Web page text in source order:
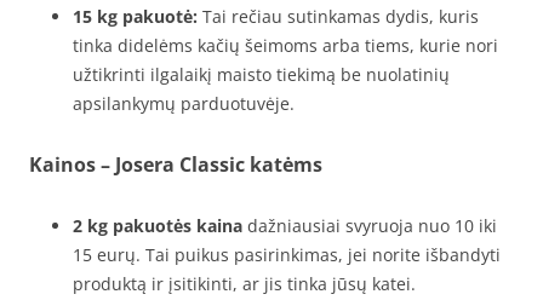
15 kg pakuotė: Tai rečiau sutinkamas dydis, kuris
tinka didelėms kačių šeimoms arba tiems, kurie nori
užtikrinti ilgalaikį maisto tiekimą be nuolatinių
apsilankymų parduotuvėje.
Kainos – Josera Classic katėms
2 kg pakuotės kaina dažniausiai svyruoja nuo 10 iki
15 eurų. Tai puikus pasirinkimas, jei norite išbandyti
produktą ir įsitikinti, ar jis tinka jūsų katei.